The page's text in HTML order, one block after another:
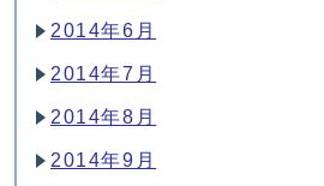
2014年6月
2014年7月
2014年8月
2014年9月